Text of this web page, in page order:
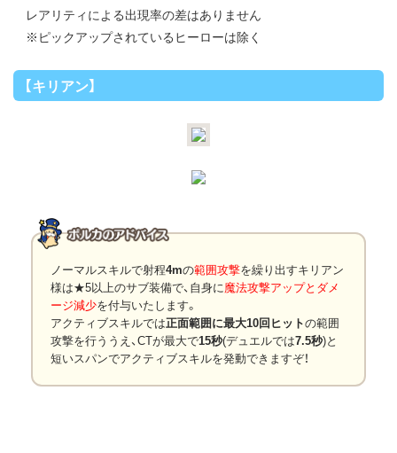
レアリティによる出現率の差はありません
※ピックアップされているヒーローは除く
【キリアン】
ノーマルスキルで射程4mの範囲攻撃を繰り出すキリアン
様は★5以上のサブ装備で、自身に魔法攻撃アップとダメ
ージ減少を付与いたします。
アクティブスキルでは正面範囲に最大10回ヒットの範囲
攻撃を行ううえ、CTが最大で15秒(デュエルでは7.5秒)と
短いスパンでアクティブスキルを発動できますぞ！